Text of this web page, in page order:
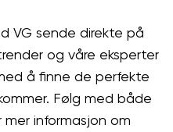
VG sende direkte på
og våre eksperter
å finne de perfekte
Følg med både
informasjon om